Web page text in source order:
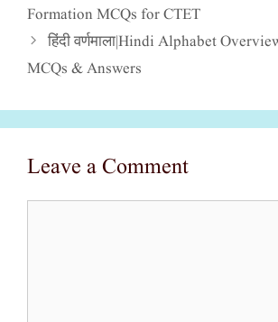
Formation MCQs for CTET
हिंदी वर्णमाला|Hindi Alphabet
MCQs & Answers
Leave a Comment